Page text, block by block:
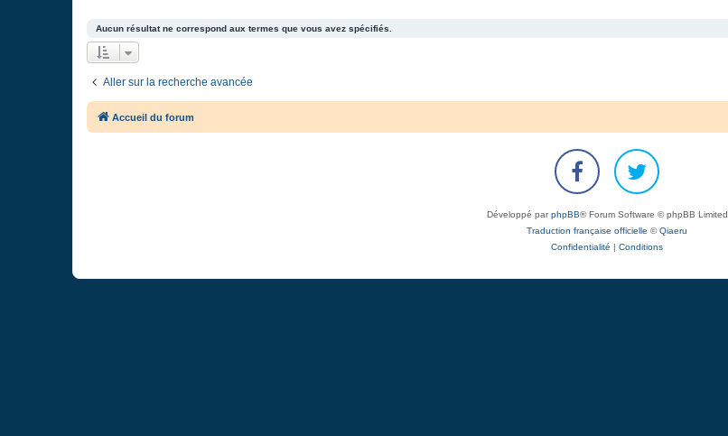
Aucun résultat ne correspond aux termes que vous avez spécifiés.
Aller sur la recherche avancée
Accueil du forum
Développé parphpBB® Forum Software © phpBB Limited
Traduction française officielle ©Qiaeru
Confidentialité | Conditions